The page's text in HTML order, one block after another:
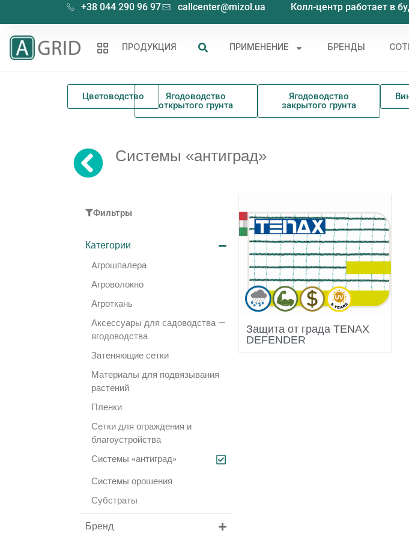
+38 044 290 96 97 callcenter@mizol.ua Колл-центр работает в
ПРОДУКЦИЯ ПРИМЕНЕНИЕ БРЕНДЫ
Цветоводство
Ягодоводство
открытого грунта
Ягодоводство
закрытого грунта
Системы «антиград»
Фильтры
Категории
Aгрошпалера
Агроволокно
Агроткань
Аксессуары для садоводства —
ягодоводства
Затеняющие сетки
Материалы для подвязывания
растений
Пленки
Сетки для ограждения и
благоустройства
Системы «антиград»
Системы орошения
Субстраты
Бренд
Защита от града TENAX
DEFENDER